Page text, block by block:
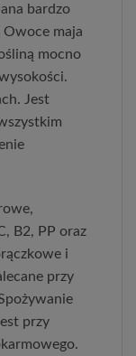
bardzo
maja
mocno
Jest
B2, PP oraz
i
przy
przy